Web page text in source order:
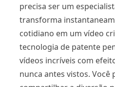
precisa ser um
transforma
cotidiano em um vídeo
tecnologia de patente
vídeos incríveis com
nunca antes vistos. Você